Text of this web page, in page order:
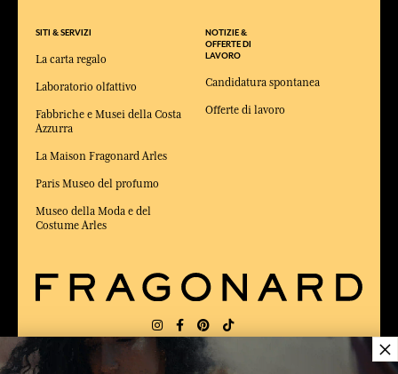
SITI & SERVIZI
La carta regalo
Laboratorio olfattivo
Fabbriche e Musei della Costa
Azzurra
La Maison Fragonard Arles
Paris Museo del profumo
Museo della Moda e del
Costume Arles
NOTIZIE &
OFFERTE DI
LAVORO
Candidatura spontanea
Offerte di lavoro
×